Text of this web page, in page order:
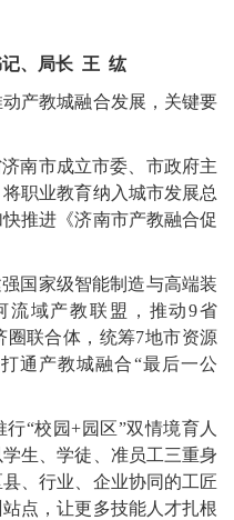
、局长 王 纮
产教城融合发展，关键要
南市成立市委、市政府主
职业教育纳入城市发展总
推进《济南市产教融合促
国家级智能制造与高端装
流域产教联盟，推动9省
圈联合体，统筹7地市资源
通产教城融合“最后一公
“校园+园区”双情境育人
生、学徒、准员工三重身
、行业、企业协同的工匠
点，让更多技能人才扎根